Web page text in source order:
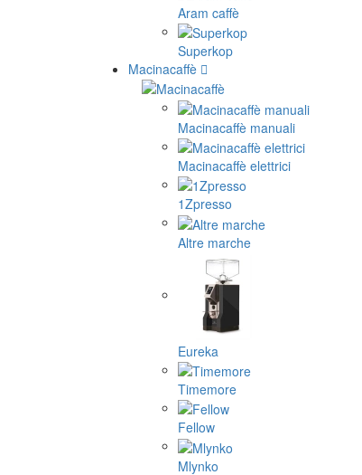
Aram caffè
Superkop
Macinacaffè
Macinacaffè manuali
Macinacaffè elettrici
1Zpresso
Altre marche
Eureka
Timemore
Fellow
Mlynko